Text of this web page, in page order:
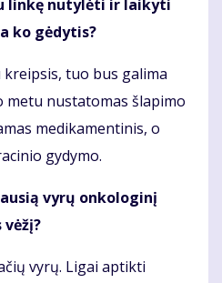
linkę nutylėti ir laikyti
ko gėdytis?
tuo bus galima
metu nustatomas šlapimo
medikamentinis, o
gydymo.
vyrų onkologinį
vyrų. Ligai aptikti